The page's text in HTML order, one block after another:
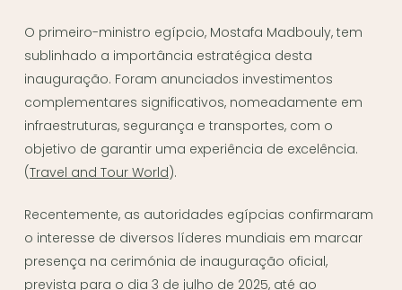
O primeiro-ministro egípcio, Mostafa Madbouly, tem
sublinhado a importância estratégica desta
inauguração. Foram anunciados investimentos
complementares significativos, nomeadamente em
infraestruturas, segurança e transportes, com o
objetivo de garantir uma experiência de excelência.
(Travel and Tour World).
Recentemente, as autoridades egípcias confirmaram
o interesse de diversos líderes mundiais em marcar
presença na cerimónia de inauguração oficial,
prevista para o dia 3 de julho de 2025, até ao